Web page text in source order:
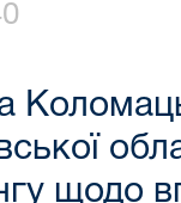
щодо